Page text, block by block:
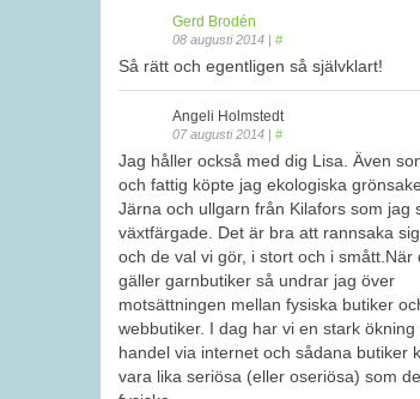
Gerd Brodén
08 augusti 2014 | #
Så rätt och egentligen så självklart!
Angeli Holmstedt
07 augusti 2014 | #
Jag håller också med dig Lisa. Även
och fattig köpte jag ekologiska
Järna och ullgarn från Kilafors som jag
växtfärgade. Det är bra att rannsaka
och de val vi gör, i stort och i smått.När
gäller garnbutiker så undrar jag över
motsättningen mellan fysiska butiker
webbutiker. I dag har vi en stark ökning
handel via internet och sådana butiker
vara lika seriösa (eller oseriösa) som de